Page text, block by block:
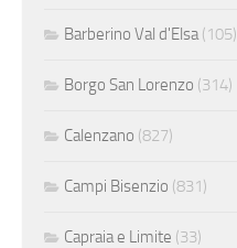
Barberino Val d'Elsa(105)
Borgo San Lorenzo (314)
Calenzano (827)
Campi Bisenzio (831)
Capraia e Limite (33)